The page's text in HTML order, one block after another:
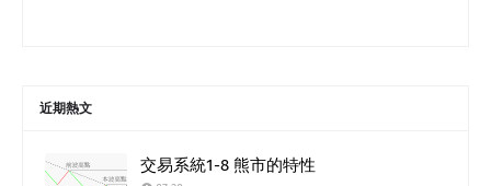
近期熱文
交易系統1-8 熊市的特性